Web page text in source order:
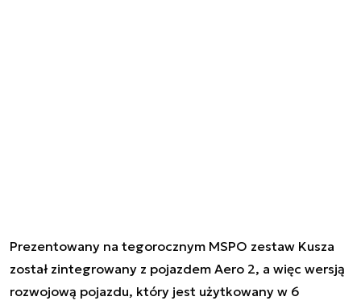
Prezentowany na tegorocznym MSPO zestaw Kusza
został zintegrowany z pojazdem Aero 2, a więc wersją
rozwojową pojazdu, który jest użytkowany w 6